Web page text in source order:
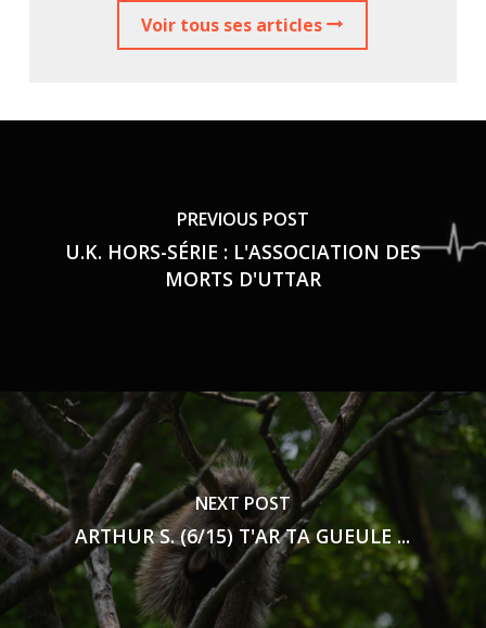
Voir tous ses articles
PREVIOUS POST
U.K. HORS-SÉRIE : L'ASSOCIATION DES
MORTS D'UTTAR
NEXT POST
ARTHUR S. (6/15) T'AR TA GUEULE ...